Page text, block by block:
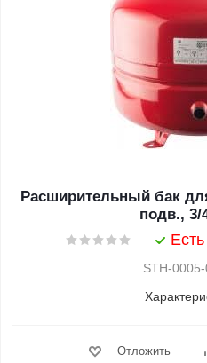
Расширительный бак
подв., 3/
STH-
Отложить